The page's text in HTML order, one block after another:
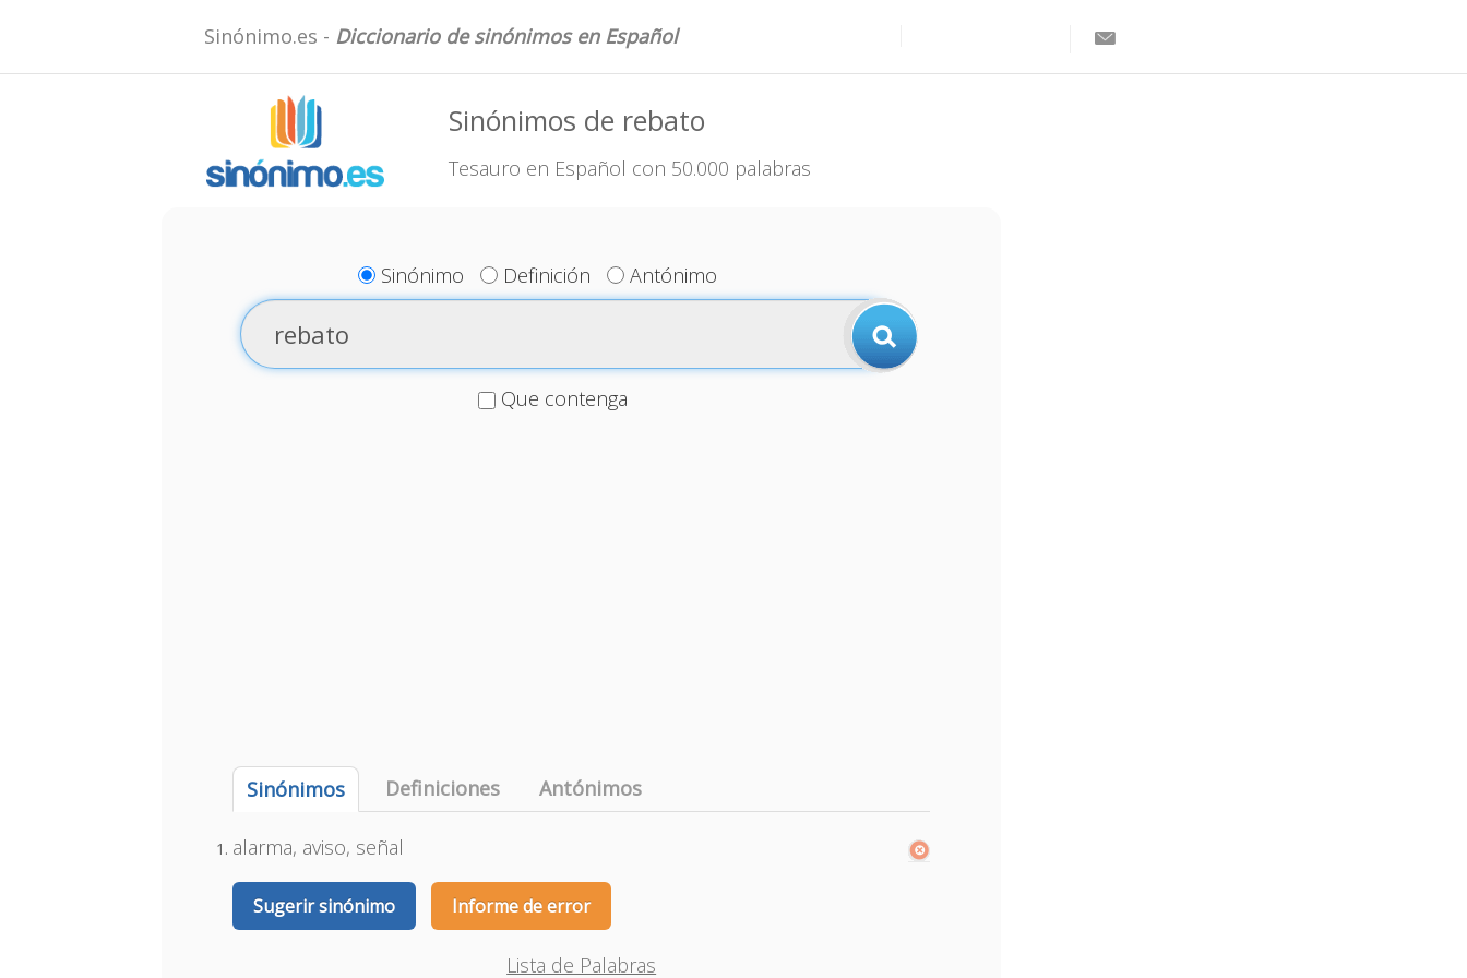
Sinónimo.es - Diccionario de sinónimos en Español
Sinónimos de rebato
Tesauro en Español con 50.000 palabras
Sinónimo Definición Antónimo
Que contenga
Sinónimos Definiciones Antónimos
alarma, aviso, señal
Sugerir sinónimo Informe de error
Lista de Palabras